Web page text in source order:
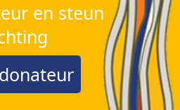
en steun